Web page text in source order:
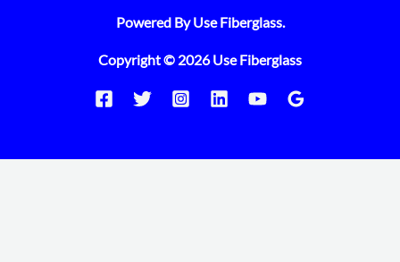
Powered By Use Fiberglass.
Copyright © 2026 Use Fiberglass